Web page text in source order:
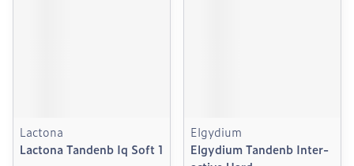
Lactona
Lactona Tandenb Iq Soft 1
Elgydium
Elgydium Tandenb Inter-